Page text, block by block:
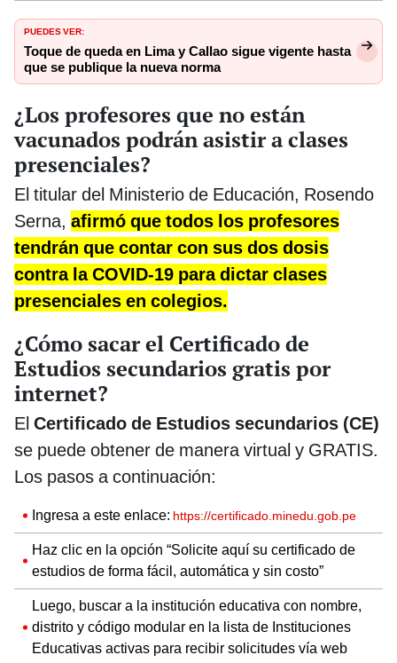
PUEDES VER:
Toque de queda en Lima y Callao sigue vigente hasta
que se publique la nueva norma
¿Los profesores que no están
vacunados podrán asistir a clases
presenciales?
El titular del Ministerio de Educación, Rosendo
Serna, afirmó que todos los profesores
tendrán que contar con sus dos dosis
contra la COVID-19 para dictar clases
presenciales en colegios.
¿Cómo sacar el Certificado de
Estudios secundarios gratis por
internet?
El Certificado de Estudios secundarios (CE)
se puede obtener de manera virtual y GRATIS.
Los pasos a continuación:
Ingresa a este enlace: https://certificado.minedu.gob.pe
Haz clic en la opción “Solicite aquí su certificado de
estudios de forma fácil, automática y sin costo”
Luego, buscar a la institución educativa con nombre,
distrito y código modular en la lista de Instituciones
Educativas activas para recibir solicitudes vía web